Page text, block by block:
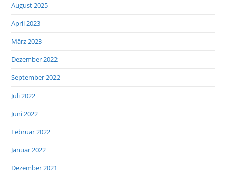
August 2025
April 2023
März 2023
Dezember 2022
September 2022
Juli 2022
Juni 2022
Februar 2022
Januar 2022
Dezember 2021